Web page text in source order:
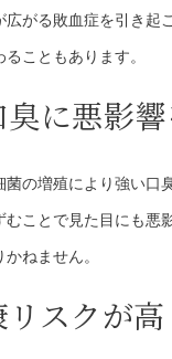
がる敗血症を引き起
こともあります。
臭に悪影
の増殖により強い口
むことで見た目にも悪
ねません。
スクが高